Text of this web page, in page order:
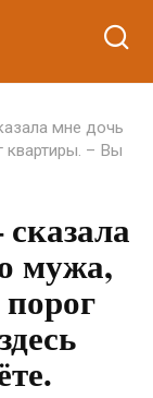
мне дочь
квартиры. – Вы
мужа,